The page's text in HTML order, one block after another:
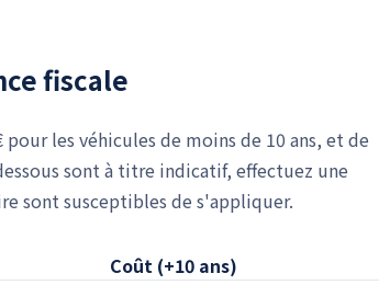
fiscale
les véhicules de moins de 10 ans, et de
sont à titre indicatif, effectuez une
sont susceptibles de s'appliquer.
Coût (+10 ans)